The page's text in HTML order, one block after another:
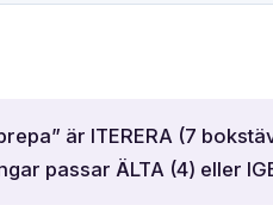
är ITERERA (7
passar ÄLTA (4) eller